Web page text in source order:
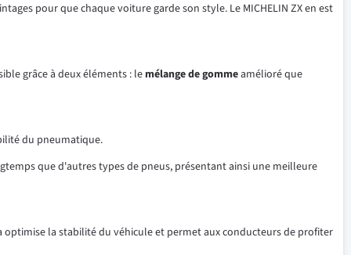
pour que chaque voiture garde son style. Le MICHELIN ZX en est
grâce à deux éléments : le mélangedegommeamélioré que
du pneumatique.
que d'autres types de pneus, présentant ainsi une meilleure
la stabilité du véhicule et permet aux conducteurs de profiter